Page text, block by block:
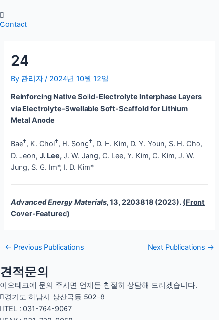
to
content
Contact
24
By 관리자/ 2024년 10월 12일
Reinforcing Native Solid‐Electrolyte Interphase Layers
via Electrolyte‐Swellable Soft‐Scaffold for Lithium
Metal Anode
Bae†, K. Choi†, H. Song†, D. H. Kim, D. Y. Youn, S. H. Cho,
D. Jeon,J. Lee, J. W. Jang, C. Lee, Y. Kim, C. Kim, J. W.
Jung, S. G. Im*, I. D. Kim*
Advanced Energy Materials,13, 2203818 (2023). (Front
Cover-Featured)
navigation
← Previous Publications Next Publications →
견적문의
이오테크에 문의 주시면 언제든 친절히 상담해 드리겠습니다.
경기도 하남시 상산곡동 502-8
TEL : 031-764-9067